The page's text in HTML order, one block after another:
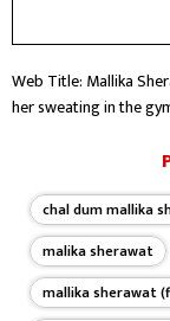
Web Title: Mallika
her sweating in the
chal dum mallika
malika sherawat
mallika sherawat